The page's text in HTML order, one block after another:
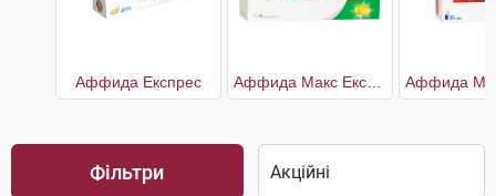
Аффида Експрес
Фільтри